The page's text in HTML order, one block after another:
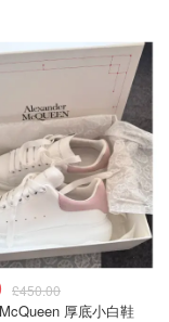
£450.00
厚底小白鞋